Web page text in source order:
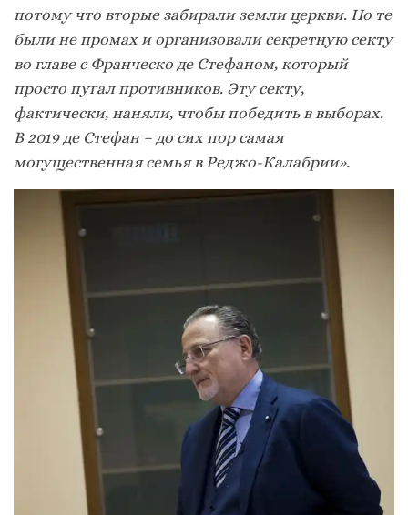
потому что вторые забирали земли церкви. Но те
были не промах и организовали секретную секту
во главе с Франческо де Стефаном, который
просто пугал противников. Эту секту,
фактически, наняли, чтобы победить в выборах.
В 2019 де Стефан – до сих пор самая
могущественная семья в Реджо-Калабрии».